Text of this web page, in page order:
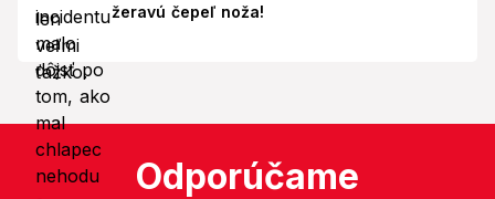
žeravú čepeľ noža!
Odporúčame